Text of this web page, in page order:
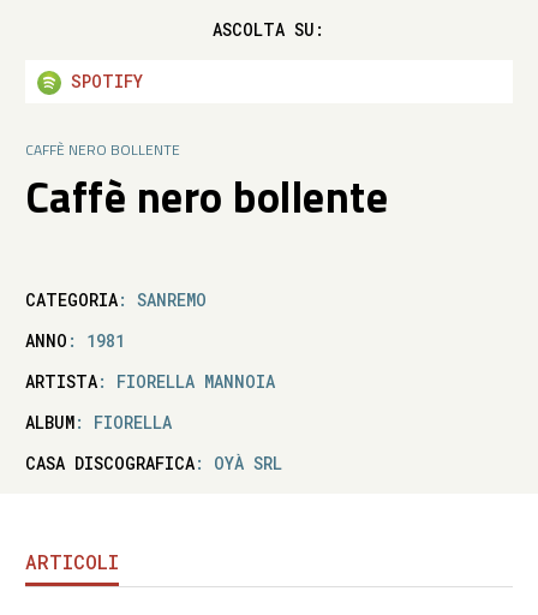
ASCOLTA SU:
SPOTIFY
CAFFÈ NERO BOLLENTE
Caffè nero bollente
CATEGORIA: SANREMO
ANNO : 1981
ARTISTA: FIORELLA MANNOIA
ALBUM: FIORELLA
CASA DISCOGRAFICA: OYÀ SRL
ARTICOLI